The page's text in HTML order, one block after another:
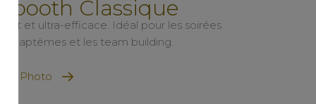
Classique
et ultra-efficace. Idéal pour les soirées
baptêmes et les team building.
Photo